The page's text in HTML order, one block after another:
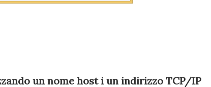
un nome host i un indirizzo TCP/IP